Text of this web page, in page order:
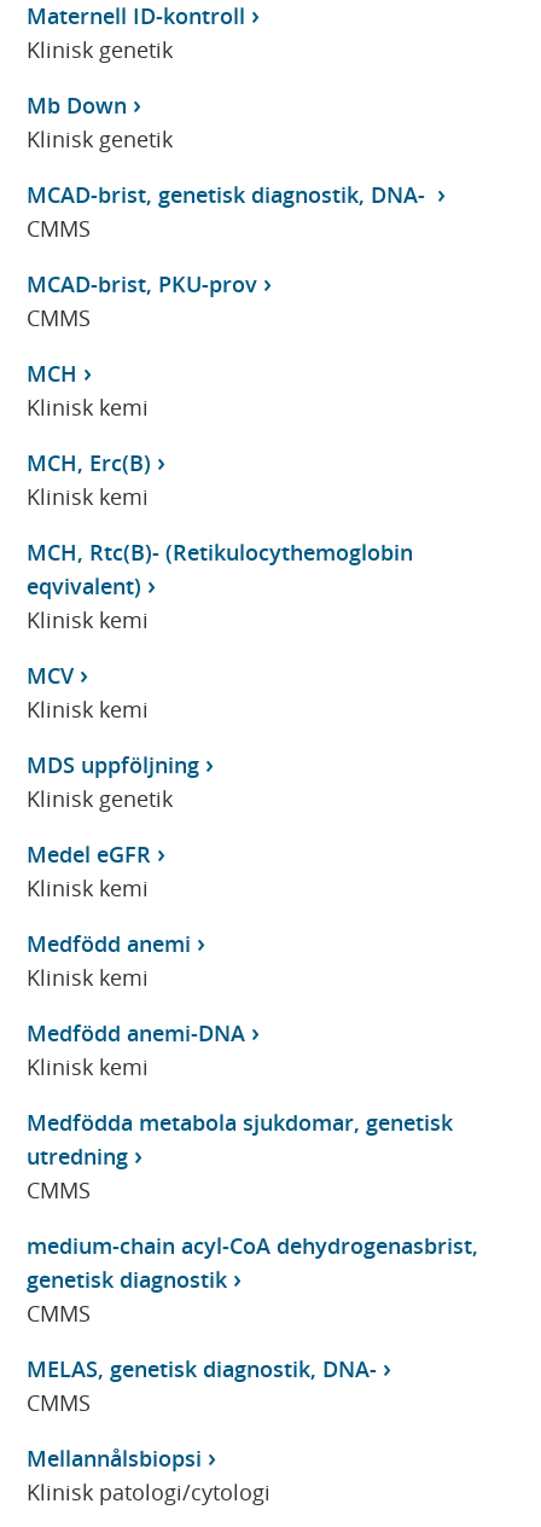
Maternell ID-kontroll
Klinisk genetik
Mb Down
Klinisk genetik
MCAD-brist, genetisk diagnostik, DNA-
CMMS
MCAD-brist, PKU-prov
CMMS
MCH
Klinisk kemi
MCH, Erc(B)
Klinisk kemi
MCH, Rtc(B)- (Retikulocythemoglobin
eqvivalent)
Klinisk kemi
MCV
Klinisk kemi
MDS uppföljning
Klinisk genetik
Medel eGFR
Klinisk kemi
Medfödd anemi
Klinisk kemi
Medfödd anemi-DNA
Klinisk kemi
Medfödda metabola sjukdomar, genetisk
utredning
CMMS
medium-chain acyl-CoA dehydrogenasbrist,
genetisk diagnostik
CMMS
MELAS, genetisk diagnostik, DNA-
CMMS
Mellannålsbiopsi
Klinisk patologi/cytologi